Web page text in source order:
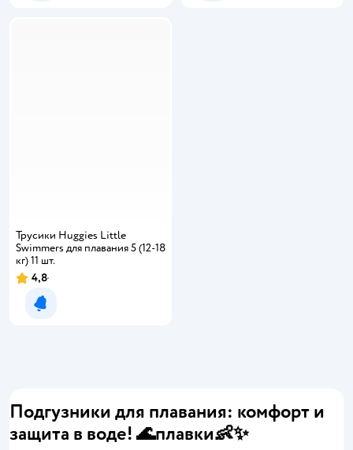
Трусики Huggies Little
Swimmers для плавания 5 (12-18
кг) 11 шт.
4,8
Уведомить о появлении
Подгузники для плавания: комфорт и
защита в воде! 🌊плавки👶✨